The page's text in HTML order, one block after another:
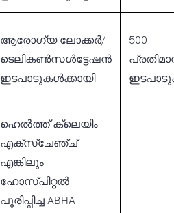
ആരോഗ്യ ലോക്കർ/
ടെലികൺസൾട്ടേഷൻ
ഇടപാടുകൾക്കായി
500
ഹെൽത്ത് ക്ലെയിം
എക്സ്ചേഞ്ച്
എങ്കിലും
ഹോസ്പിറ്റൽ
പൂരിപ്പിച്ച ABHA